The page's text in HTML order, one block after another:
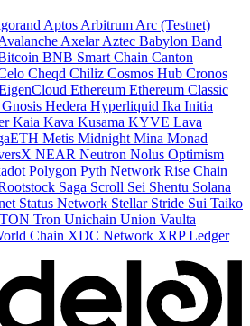
Aptos Arbitrum Arc (Testnet)
AxelarAztec Babylon Band
BNB Smart Chain Canton
Cheqd Chiliz Cosmos Hub Cronos
Ethereum Ethereum Classic
Gnosis Hedera Hyperliquid Ika Initia
Kaia Kava Kusama KYVE Lava
Metis Midnight Mina Monad
NEAR Neutron Nolus Optimism
Polygon Pyth Network Rise Chain
Saga Scroll Sei Shentu Solana
Status Network Stellar Stride Sui Taiko
TON Tron Unichain Union Vaulta
Chain XDC Network XRP Ledger